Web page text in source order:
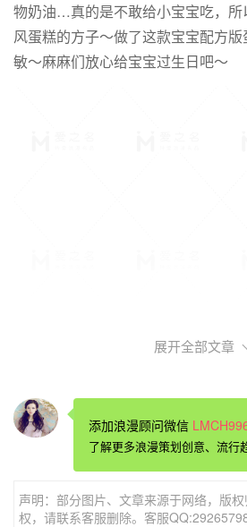
物奶油…真的是不敢给小宝宝吃，所
风蛋糕的方子～做了这款宝宝配方
敏～麻麻们放心给宝宝过生日吧～
生日蛋糕做法一、
寸戚风蛋糕配料：
鸡蛋4 个
展开全部文章
添加浪漫顾问微信
了解更多浪漫策划创意、流行
声明：部分图片、文章来源于网络，版
权，请联系客服删除。客服